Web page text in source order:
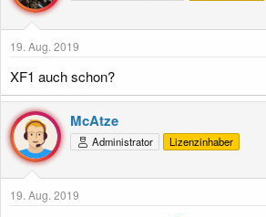
19. Aug. 2019
XF1 auch schon?
McAtze
Administrator Lizenzinhaber
19. Aug. 2019